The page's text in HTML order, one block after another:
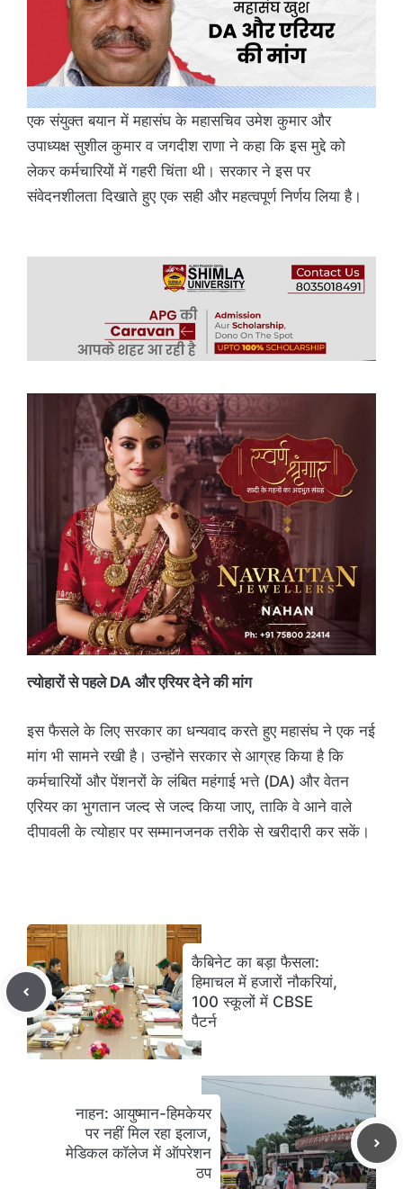
एक संयुक्त बयान में महासंघ के महासचिव उमेश कुमार और
उपाध्यक्ष सुशील कुमार व जगदीश राणा ने कहा कि इस मुद्दे को
लेकर कर्मचारियों में गहरी चिंता थी। सरकार ने इस पर
संवेदनशीलता दिखाते हुए एक सही और महत्वपूर्ण निर्णय लिया है।
त्योहारों से पहले DA और एरियर देने की मांग
इस फैसले के लिए सरकार का धन्यवाद करते हुए महासंघ ने एक नई
मांग भी सामने रखी है। उन्होंने सरकार से आग्रह किया है कि
कर्मचारियों और पेंशनरों के लंबित महंगाई भत्ते (DA) और वेतन
एरियर का भुगतान जल्द से जल्द किया जाए, ताकि वे आने वाले
दीपावली के त्योहार पर सम्मानजनक तरीके से खरीदारी कर सकें।
कैबिनेट का बड़ा फैसला:
हिमाचल में हजारों नौकरियां,
100 स्कूलों में CBSE
पैटर्न
नाहन: आयुष्मान-हिमकेयर
पर नहीं मिल रहा इलाज,
मेडिकल कॉलेज में ऑपरेशन
ठप